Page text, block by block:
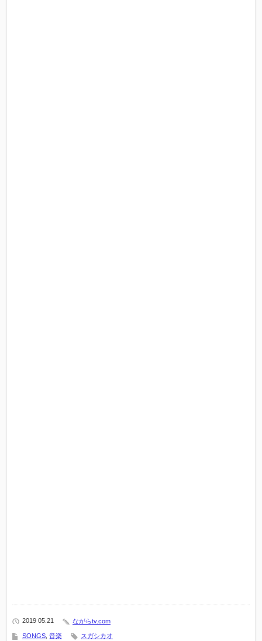
2019 05.21 ながらtv.com
SONGS, 音楽 スガシカオ